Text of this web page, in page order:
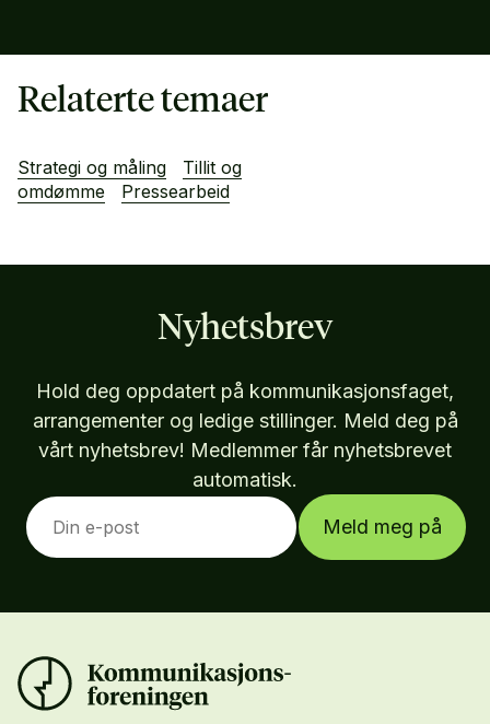
Relaterte temaer
Strategi og måling
Tillit og
omdømme
Pressearbeid
Nyhetsbrev
Hold deg oppdatert på kommunikasjonsfaget,
arrangementer og ledige stillinger. Meld deg på
vårt nyhetsbrev! Medlemmer får nyhetsbrevet
automatisk.
Meld meg på